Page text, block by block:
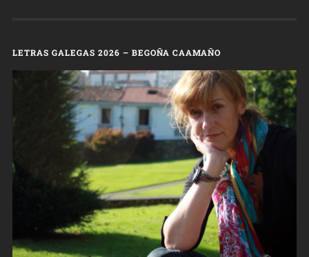
LETRAS GALEGAS 2026 – BEGOÑA CAAMAÑO